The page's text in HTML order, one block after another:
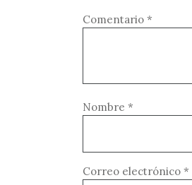
Comentario *
Nombre *
Correo electrónico *